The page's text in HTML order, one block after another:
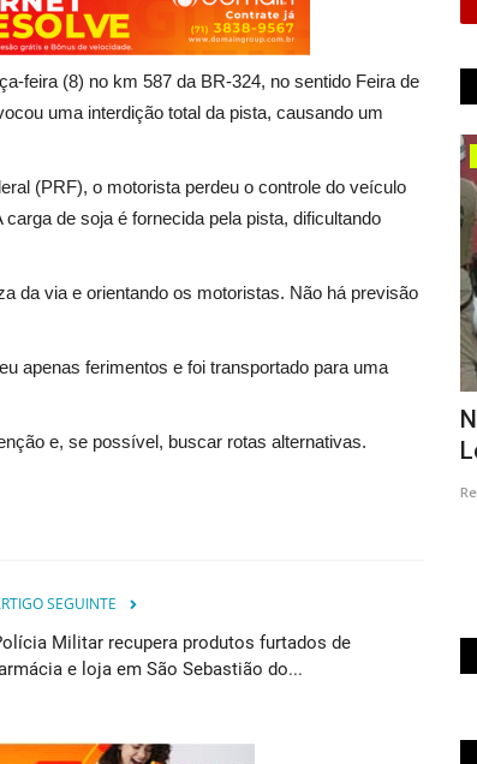
feira (8) no km 587 da BR-324, no sentido Feira de
uma interdição total da pista, causando um
(PRF), o motorista perdeu o controle do veículo
de soja é fornecida pela pista, dificultando
da via e orientando os motoristas. Não há previsão
apenas ferimentos e foi transportado para uma
e, se possível, buscar rotas alternativas.
SEGUINTE
Militar recupera produtos furtados de
e loja em São Sebastião do...
Leão .